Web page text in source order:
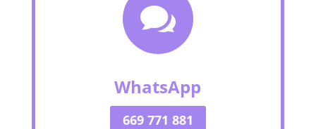

WhatsApp
669 771 881